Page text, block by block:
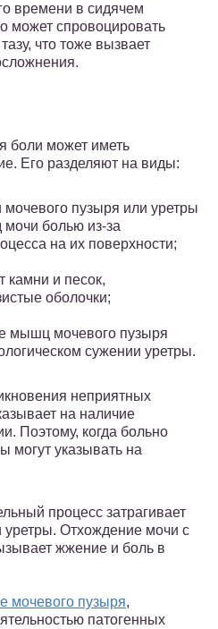
времени в сидячем
может спровоцировать
что тоже вызвает
боли может иметь
Его разделяют на виды:
мочевого пузыря или уретры
мочи болью из-за
на их поверхности;
камни и песок,
оболочки;
мышц мочевого пузыря
сужении уретры.
неприятных
на наличие
Поэтому, когда больно
могут указывать на
процесс затрагивает
уретры. Отхождение мочи с
жжение и боль в
мочевого пузыря,
патогенных